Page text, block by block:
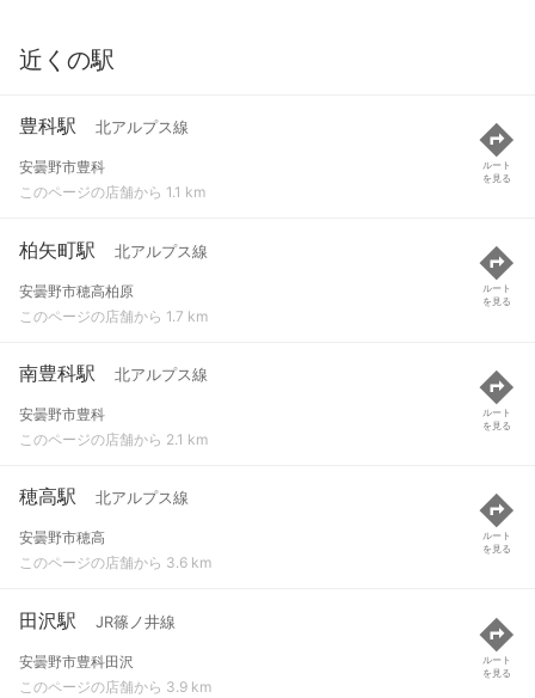
近くの駅
豊科駅 北アルプス線
安曇野市豊科
このページの店舗から 1.1 km
ルート
を見る
柏矢町駅 北アルプス線
安曇野市穂高柏原
このページの店舗から 1.7 km
ルート
を見る
南豊科駅 北アルプス線
安曇野市豊科
このページの店舗から 2.1 km
ルート
を見る
穂高駅 北アルプス線
安曇野市穂高
このページの店舗から 3.6 km
ルート
を見る
田沢駅 JR篠ノ井線
安曇野市豊科田沢
このページの店舗から 3.9 km
ルート
を見る